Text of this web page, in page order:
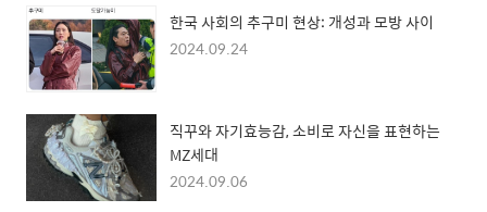
한국 사회의 추구미 현상: 개성과 모방 사이
2024.09.24
직꾸와 자기효능감, 소비로 자신을 표현하는
MZ세대
2024.09.06